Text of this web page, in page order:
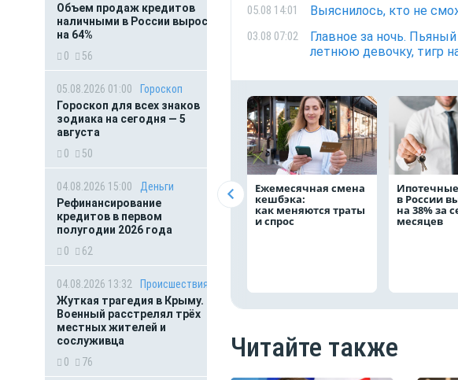
Объем продаж кредитов
наличными в России вырос
на 64%
0
56
05.08.2026 01:00
Гороскоп
Гороскоп для всех знаков
зодиака на сегодня — 5
августа
0
50
04.08.2026 15:00
Деньги
Рефинансирование
кредитов в первом
полугодии 2026 года
0
62
04.08.2026 13:32
Происшествия
Жуткая трагедия в Крыму.
Военный расстрелял трёх
местных жителей и
сослуживца
0
76
05.08 14:01 Выяснилось, кто не
03.08 07:02
Главное за ночь.
летнюю девочку, тигр
Ежемесячная смена
кешбэка:
как меняются траты
и спрос
в России
на 38% за
месяцев
Читайте также